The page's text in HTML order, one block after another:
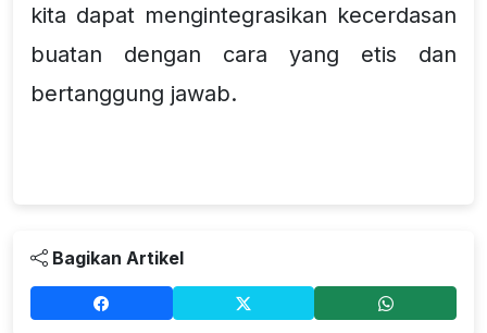
kita dapat mengintegrasikan kecerdasan
buatan dengan cara yang etis dan
bertanggung jawab.
Bagikan Artikel